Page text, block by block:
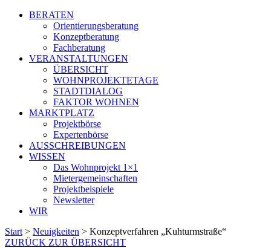
BERATEN
Orientierungsberatung
Konzeptberatung
Fachberatung
VERANSTALTUNGEN
ÜBERSICHT
WOHNPROJEKTETAGE
STADTDIALOG
FAKTOR WOHNEN
MARKTPLATZ
Projektbörse
Expertenbörse
AUSSCHREIBUNGEN
WISSEN
Das Wohnprojekt 1×1
Mietergemeinschaften
Projektbeispiele
Newsletter
WIR
Start > Neuigkeiten > Konzeptverfahren „Kuhturmstraße“
ZURÜCK ZUR ÜBERSICHT